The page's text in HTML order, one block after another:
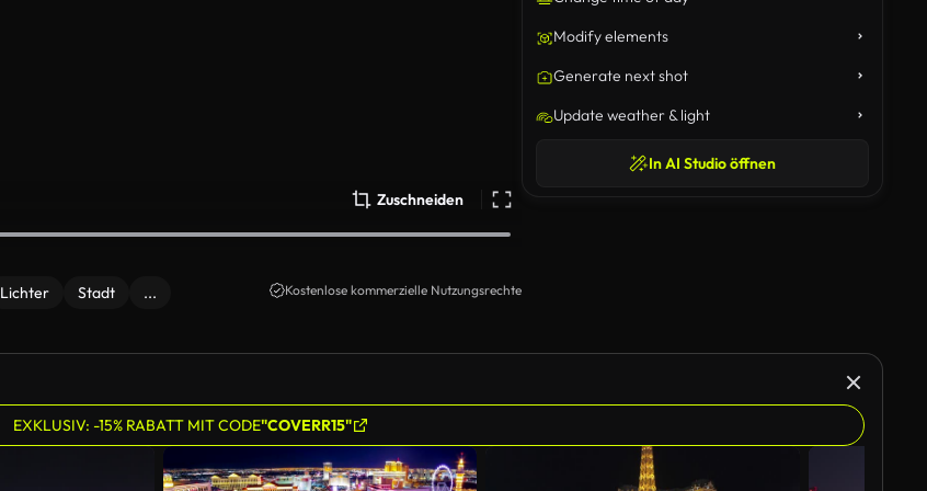
Zuschneiden
Lichter Stadt ... Kostenlose kommerzielle Nutzungsrechte
Modify elements
Generate next shot
Update weather & light
In AI Studio öffnen
EXKLUSIV: -15% RABATT MIT CODE"COVERR15"